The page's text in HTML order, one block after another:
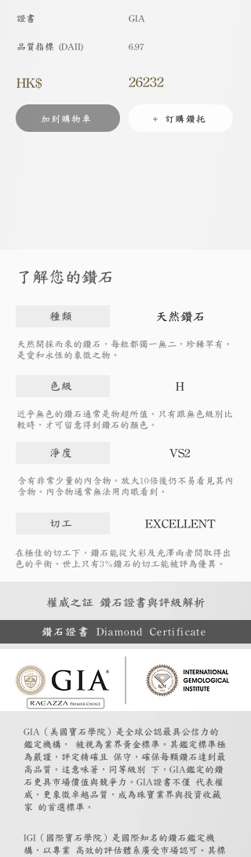
​證書
品質指標 (DAII)
HK$
加到購物車
GIA
6.97
26232
+ 訂購鑽托
了解您的鑽石
種類 天然鑽石
天然開採而來的鑽石，每粒都獨一無二，珍稀罕有。
是愛和永恆的象徵之物。
色級 H
近乎無色的鑽石通常是物超所值。只有跟無色級別比
較時，才可留意得到鑽石的顏色。
淨度 VS2
含有非常少量的內含物。放大10倍後仍不易看見其內
含物。內含物通常無法用肉眼看到。
切工 EXCELLENT
在極佳的切工下，鑽石能從火彩及光澤兩者間取得出
色的平衡。世上只有3%鑽石的切工能被評為優異。
權威之証 鑽石證書與評級解析
鑽石證書 Diamond Certificate
GIA（美國寶石學院）是全球公認最具公信力的
鑑定機構， 被視為業界黃金標準。其鑑定標準極
為嚴謹，評定精確且 保守，確保每顆鑽石達到最
高品質。這意味著，同等級別 下，GIA鑑定的鑽
石更具市場價值與競爭力。GIA證書不僅 代表權
威，更象徵卓越品質，成為珠寶業界與投資收藏
家 的首選標準。
IGI（國際寶石學院）是國際知名的鑽石鑑定機
構，以專業 高效的評估體系廣受市場認可。其標